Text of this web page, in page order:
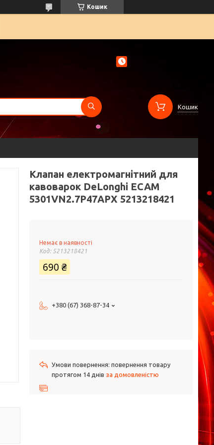
Кошик
Кошик
Клапан електромагнітний для
кавоварок DeLonghi ECAM
5301VN2.7P47APX 5213218421
Немає в наявності
Код: 5213218421
690 ₴
+380 (67) 368-87-34
повернення товару
протягом 14 днів за домовленістю